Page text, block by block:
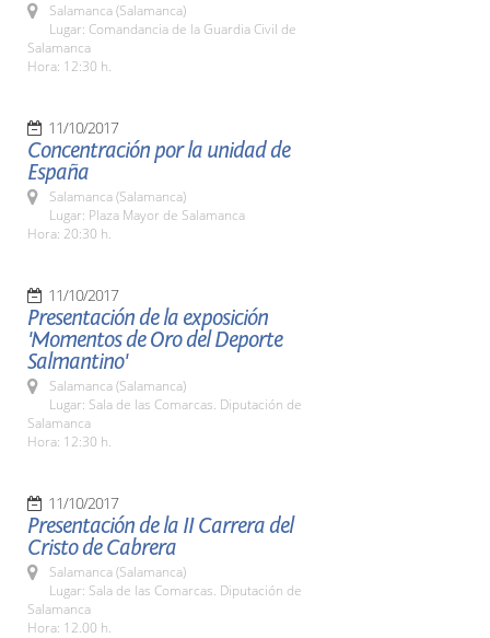
Salamanca (Salamanca)
Lugar: Comandancia de la Guardia Civil de
Salamanca
Hora: 12:30 h.
11/10/2017
Concentración por la unidad de
España
Salamanca (Salamanca)
Lugar: Plaza Mayor de Salamanca
Hora: 20:30 h.
11/10/2017
Presentación de la exposición
'Momentos de Oro del Deporte
Salmantino'
Salamanca (Salamanca)
Lugar: Sala de las Comarcas. Diputación de
Salamanca
Hora: 12:30 h.
11/10/2017
Presentación de la II Carrera del
Cristo de Cabrera
Salamanca (Salamanca)
Lugar: Sala de las Comarcas. Diputación de
Salamanca
Hora: 12.00 h.